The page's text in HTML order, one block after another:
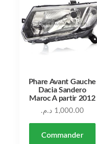
Phare Avant Gauche
Dacia Sandero
Maroc A partir 2012
1,000.00 د.م.
Commander